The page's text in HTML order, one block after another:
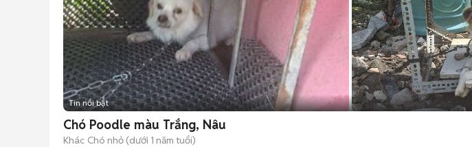
Tin nổi bật
Chó Poodle màu Trắng, Nâu
Khác Chó nhỏ (dưới 1 năm tuổi)